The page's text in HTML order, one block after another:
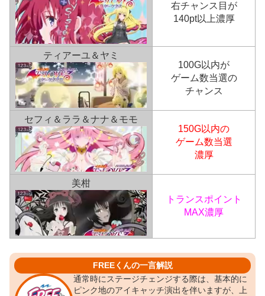
右チャンス目が
140pt以上濃厚
ティアーユ＆ヤミ
100G以内が
ゲーム数当選の
チャンス
セフィ＆ララ＆ナナ＆モモ
150G以内の
ゲーム数当選
濃厚
美柑
トランスポイント
MAX濃厚
FREEくんの一言解説
通常時にステージチェンジする際は、基本的に
ピンク地のアイキャッチ演出を伴いますが、上